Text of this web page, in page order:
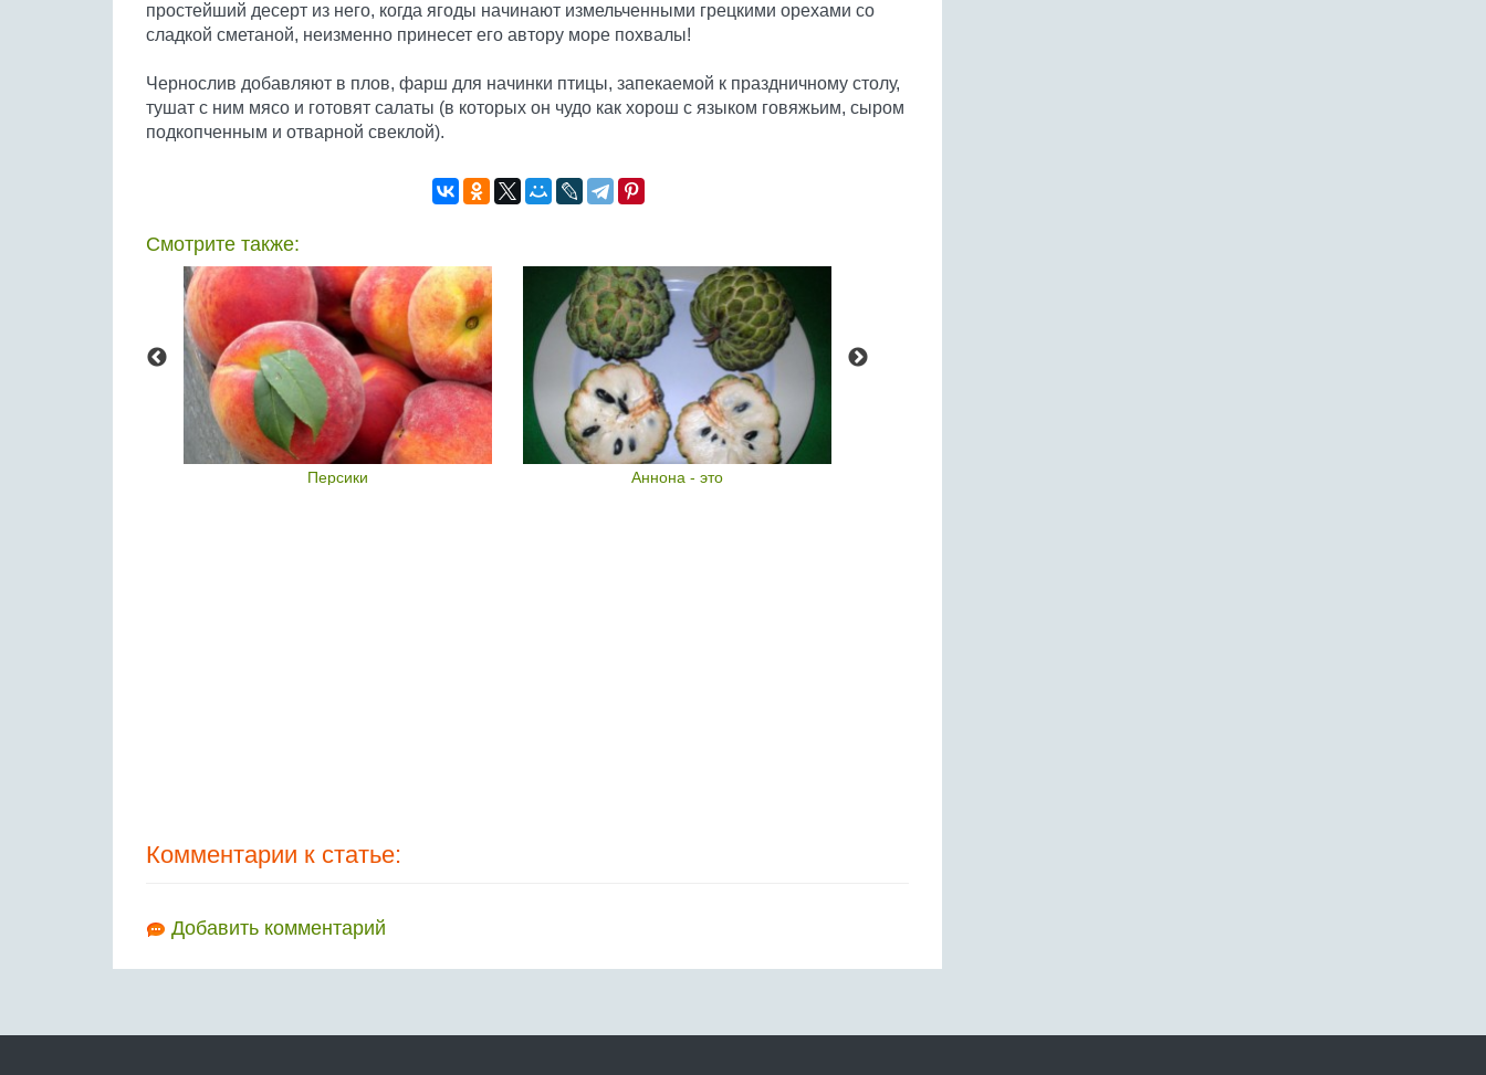
простейший десерт из него, когда ягоды начинают измельченными грецкими орехами со
сладкой сметаной, неизменно принесет его автору море похвалы!
Чернослив добавляют в плов, фарш для начинки птицы, запекаемой к праздничному столу,
тушат с ним мясо и готовят салаты (в которых он чудо как хорош с языком говяжьим, сыром
подкопченным и отварной свеклой).
Смотрите также:
Персики Аннона - это
Комментарии к статье:
Добавить комментарий